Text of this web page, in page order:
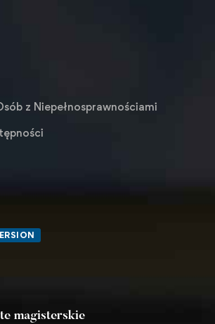
z Niepełnosprawnościami
magisterskie